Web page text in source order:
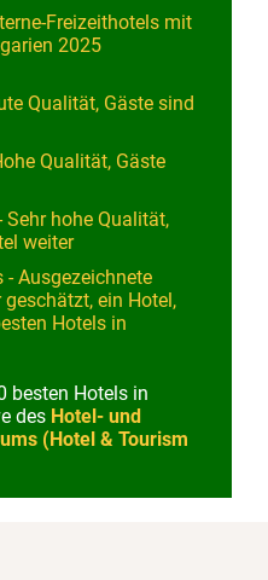
Freizeithotels mit
2025
Qualität, Gäste sind
Qualität, Gäste
Sehr hohe Qualität,
weiter
- Ausgezeichnete
ein Hotel,
Hotels in
besten Hotels in
des Hotel- und
(Hotel & Tourism